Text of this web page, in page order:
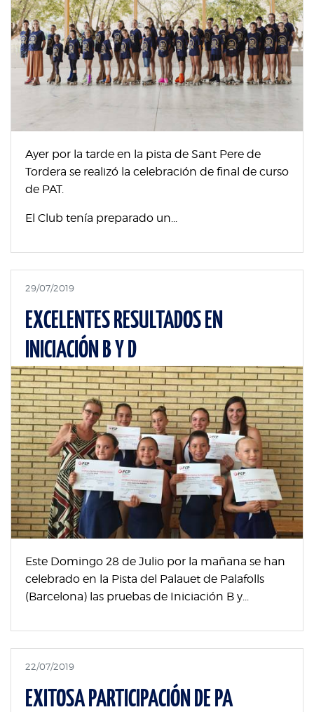
Ayer por la tarde en la pista de Sant Pere de
Tordera se realizó la celebración de final de curso
de PAT.
El Club tenía preparado un...
29/07/2019
EXCELENTES RESULTADOS EN
INICIACIÓN B Y D
Este Domingo 28 de Julio por la mañana se han
celebrado en la Pista del Palauet de Palafolls
(Barcelona) las pruebas de Iniciación B y...
22/07/2019
EXITOSA PARTICIPACIÓN DE PA